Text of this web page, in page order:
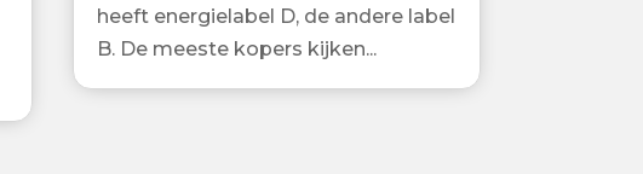
heeft energielabel D, de andere label
B. De meeste kopers kijken...